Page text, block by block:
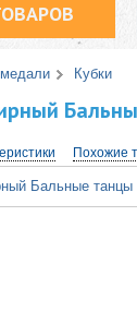
Кубки
Похожие